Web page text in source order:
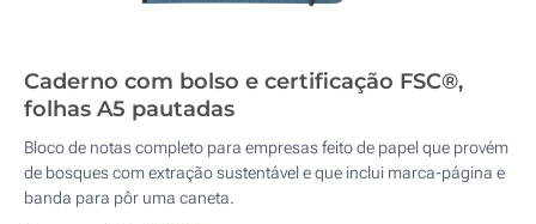
Caderno com bolso e certificação FSC®,
folhas A5 pautadas
Bloco de notas completo para empresas feito de papel que provém
de bosques com extração sustentável e que inclui marca-página e
banda para pôr uma caneta.